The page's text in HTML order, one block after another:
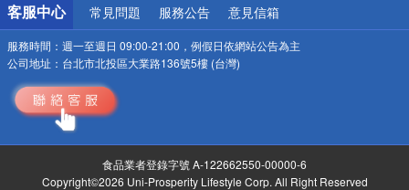
客服中心 常見問題 服務公告 意見信箱
服務時間： 週一至週日 09:00-21:00，例假日依網站公告為主
公司地址： 台北市北投區大業路136號5樓 (台灣)
食品業者登錄字號 A-122662550-00000-6
Copyright©2026 Uni-Prosperity Lifestyle Corp. All Right Reserved